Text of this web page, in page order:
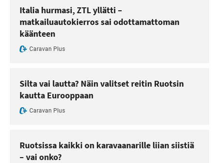
Italia hurmasi, ZTL yllätti –
matkailuautokierros sai odottamattoman
käänteen
Caravan Plus
Silta vai lautta? Näin valitset reitin Ruotsin
kautta Eurooppaan
Caravan Plus
Ruotsissa kaikki on karavaanarille liian siistiä
– vai onko?